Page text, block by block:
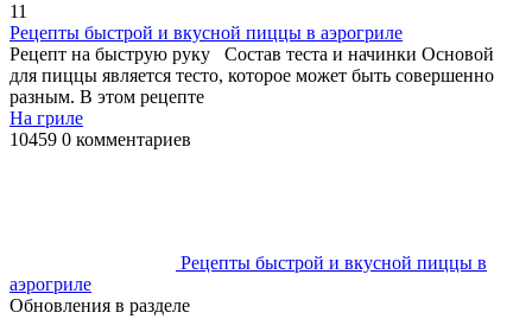
11
Рецепты быстрой и вкусной пиццы в аэрогриле
Рецепт на быструю руку Состав теста и начинки Основой
для пиццы является тесто, которое может быть совершенно
разным. В этом рецепте
На гриле
10459 0 комментариев
Рецепты быстрой и вкусной пиццы в
аэрогриле
Обновления в разделе